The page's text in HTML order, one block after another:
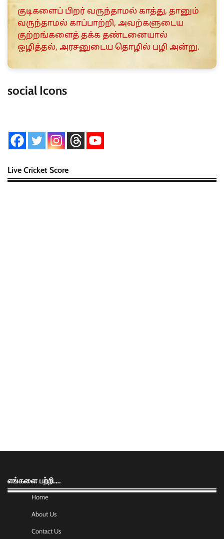
குடிகளைப் பிறர் வருந்தாமல் காத்து, தானும்
வருந்தாமல் காப்பாற்றி, அவற்களுடைய
குற்றங்களைத் தக்க தண்டனையால்
ஒழித்தல், அரசனுடைய தொழில் பழி அன்று.
social Icons
Live Cricket Score
எங்களை பற்றி….
Home
About Us
Contact Us